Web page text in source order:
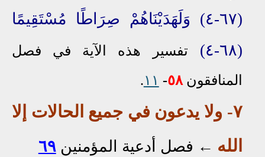
(٦٧-٤) وَلَهَدَيْنَاهُمْ صِرَاطًا مُسْتَقِيمًا
(٦٨-٤)
تفسير هذه الآية في فصل
المنافقون٥٨- ١١.
٧- ولا يدعون في جميع الحالات إلا
الله ← فصل أدعية المؤمنين٦٩